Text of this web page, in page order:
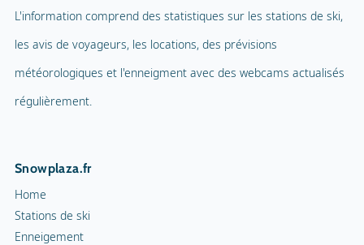
L'information comprend des statistiques sur les stations de ski,
les avis de voyageurs, les locations, des prévisions
météorologiques et l'enneigment avec des webcams actualisés
régulièrement.
Snowplaza.fr
Home
Stations de ski
Enneigement